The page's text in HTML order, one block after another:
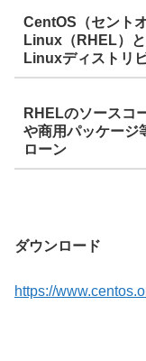
CentOS（セント
Linux（RHEL）
Linuxディストリ
RHELのソースコ
や商用パッケージ
ローン
ダウンロード
https://